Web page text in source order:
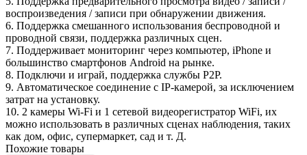
воспроизведения / записи при обнаружении движения.
6. Поддержка смешанного использования беспроводной и
проводной связи, поддержка различных сцен.
7. Поддерживает мониторинг через компьютер, iPhone и
большинство смартфонов Android на рынке.
8. Подключи и играй, поддержка службы P2P.
9. Автоматическое соединение с IP-камерой, за исключением
затрат на установку.
10. 2 камеры Wi-Fi и 1 сетевой видеорегистратор WiFi, их
можно использовать в различных сценах наблюдения, таких
как дом, офис, супермаркет, сад и т. Д.
Похожие товары